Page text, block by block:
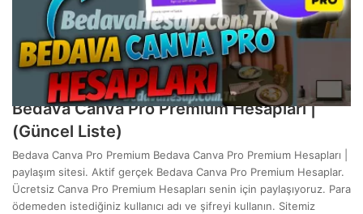
Mart 7, 2024
Bedava Canva Pro Premium Hesapları |
(Güncel Liste)
Bedava Canva Pro Premium Bedava Canva Pro Premium Hesapları |
paylaşım sitesi. Aktif gerçek Bedava Canva Pro Premium Hesaplar.
Ücretsiz Canva Pro Premium Hesapları senin için paylaşıyoruz. Para
ödemeden istediğiniz kullanıcı adı ve şifreyi kullanın. Sitemiz